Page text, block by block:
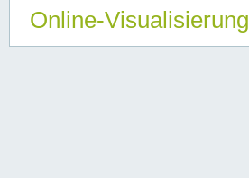
Online-Visualisierung